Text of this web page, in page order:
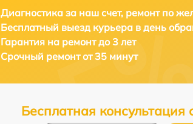
Диагностика за наш счет, ремонт по
Бесплатный выезд курьера в день
Гарантия на ремонт до 3 лет
Срочный ремонт от 35 минут
Бесплатная консультация